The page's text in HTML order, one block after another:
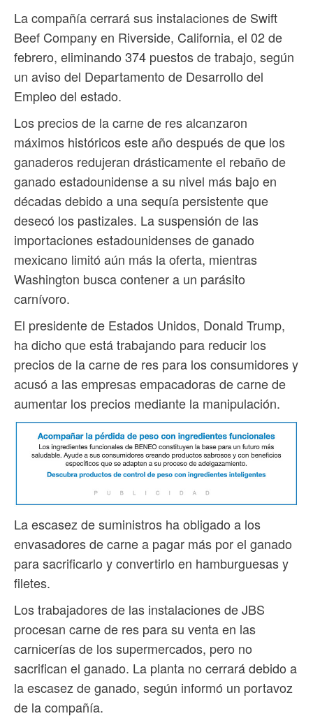
La compañía cerrará sus instalaciones de Swift
Beef Company en Riverside, California, el 02 de
febrero, eliminando 374 puestos de trabajo, según
un aviso del Departamento de Desarrollo del
Empleo del estado.
Los precios de la carne de res alcanzaron
máximos históricos este año después de que los
ganaderos redujeran drásticamente el rebaño de
ganado estadounidense a su nivel más bajo en
décadas debido a una sequía persistente que
desecó los pastizales. La suspensión de las
importaciones estadounidenses de ganado
mexicano limitó aún más la oferta, mientras
Washington busca contener a un parásito
carnívoro.
El presidente de Estados Unidos, Donald Trump,
ha dicho que está trabajando para reducir los
precios de la carne de res para los consumidores y
acusó a las empresas empacadoras de carne de
aumentar los precios mediante la manipulación.
La escasez de suministros ha obligado a los
envasadores de carne a pagar más por el ganado
para sacrificarlo y convertirlo en hamburguesas y
filetes.
Los trabajadores de las instalaciones de JBS
procesan carne de res para su venta en las
carnicerías de los supermercados, pero no
sacrifican el ganado. La planta no cerrará debido a
la escasez de ganado, según informó un portavoz
de la compañía.